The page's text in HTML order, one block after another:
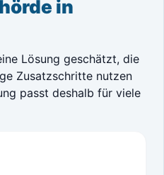
in
Lösung geschätzt, die
Zusatzschritte nutzen
passt deshalb für viele